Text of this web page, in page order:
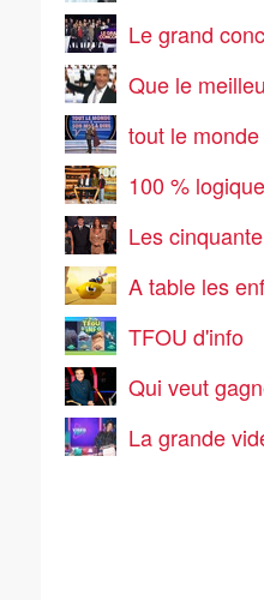
Le grand
Que le
tout le
100 % logique : la
Les cinquante
A table les
TFOU d'info
Qui veut
La grande